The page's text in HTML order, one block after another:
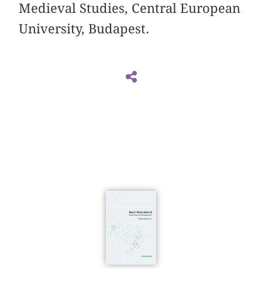
Medieval Studies, Central European
University, Budapest.